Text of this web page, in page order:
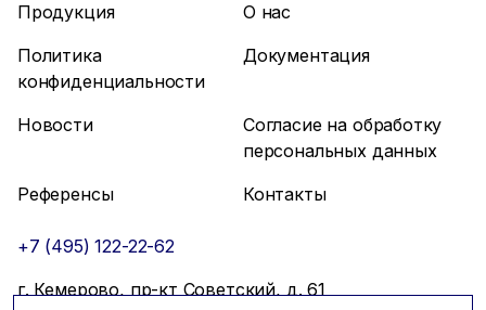
Продукция
О нас
Политика
конфиденциальности
Документация
Новости
Согласие на обработку
персональных данных
Референсы
Контакты
+7 (495) 122-22-62
г. Кемерово, пр-кт Советский, д. 61